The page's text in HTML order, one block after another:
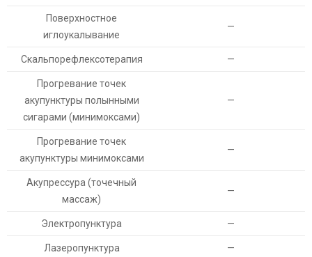
Поверхностное
иглоукалывание
—
Скальпорефлексотерапия —
Прогревание точек
акупунктуры полынными
сигарами (минимоксами)
—
Прогревание точек
акупунктуры минимоксами
—
Акупрессура (точечный
массаж)
—
Электропунктура —
Лазеропунктура —